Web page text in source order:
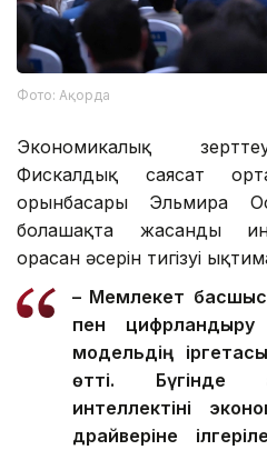
Фото: Ақорда
Экономикалық
Фискалдық саясат
орынбасары Эльмира
болашақта жасанды
орасан әсерін тигізуі
– Мемлекет
пен
модельдің
өтті. Бүгінде
интеллектіні
драйверіне